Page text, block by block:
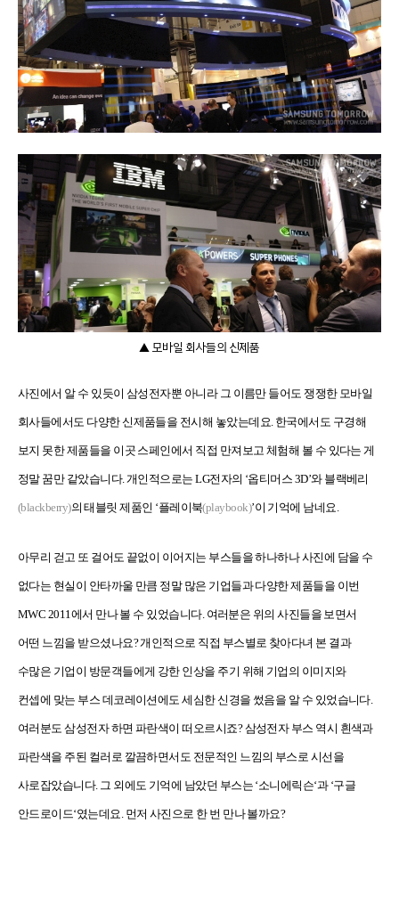
▲ 모바일 회사들의 신제품
사진에서 알 수 있듯이 삼성전자뿐 아니라 그 이름만 들어도 쟁쟁한 모바일
회사들에서도 다양한 신제품들을 전시해 놓았는데요 한국에서도 구경해
보지 못한 제품들을 이곳 스페인에서 직접 만져보고 체험해 볼 수 있다는 게
정말 꿈만 같았습니다. 개인적으로는LG전자의 ‘옵티머스 3D’와 블랙베리
(blackberry)의 태블릿 제품인 ‘플레이북(playbook)’이 기억에 남네요.
아무리 걷고 또 걸어도 끝없이 이어지는 부스들을 하나하나 사진에 담을 수
없다는 현실이 안타까울 만큼 정말 많은 기업들과 다양한 제품들을 이번
MWC 2011 에서 만나 볼 수 있었습니다. 여러분은 위의 사진들을 보면서
어떤 느낌을 받으셨나요?개인적으로 직접 부스별로 찾아다녀 본 결과
수많은 기업이 방문객들에게 강한 인상을 주기 위해 기업의 이미지와
컨셉에 맞는 부스 데코레이션에도 세심한 신경을 썼음을 알 수 있었습니다.
여러분도 삼성전자 하면 파란색이 떠오르시죠?삼성전자 부스 역시 흰색과
파란색을 주된 컬러로 깔끔하면서도 전문적인 느낌의 부스로 시선을
사로잡았습니다. 그 외에도 기억에 남았던 부스는‘소니에릭슨‘과‘구글
안드로이드‘였는데요 먼저 사진으로 한 번 만나 볼까요?